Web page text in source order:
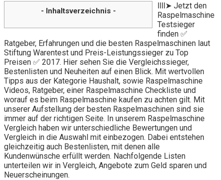
- Inhaltsverzeichnis -
llll➤ Jetzt den
Raspelmaschine
Testsieger
finden ✅
Ratgeber, Erfahrungen und die besten Raspelmaschinen laut
Stiftung Warentest und Preis-Leistungssieger zu Top
Preisen ✅ 2017. Hier sehen Sie die Vergleichssieger,
Bestenlisten und Neuheiten auf einen Blick. Mit wertvollen
Tipps aus der Kategorie Haushalt, sowie Raspelmaschine
Videos, Ratgeber, einer Raspelmaschine Checkliste und
worauf es beim Raspelmaschine kaufen zu achten gilt. Mit
unserer Aufstellung der besten Raspelmaschinen sind sie
immer auf der richtigen Seite. In unserem Raspelmaschine
Vergleich haben wir unterschiedliche Bewertungen und
Vergleich in die Auswahl mit einbezogen. Dabei entstehen
gleichzeitig auch Bestenlisten, mit denen alle
Kundenwünsche erfüllt werden. Nachfolgende Listen
unterteilen wir in Vergleich, Angebote zum Geld sparen und
Neuerscheinungen.